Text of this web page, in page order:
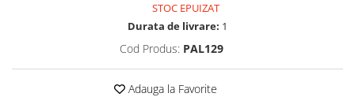
STOC EPUIZAT
Durata de livrare: 1
Cod Produs: PAL129
Adauga la Favorite